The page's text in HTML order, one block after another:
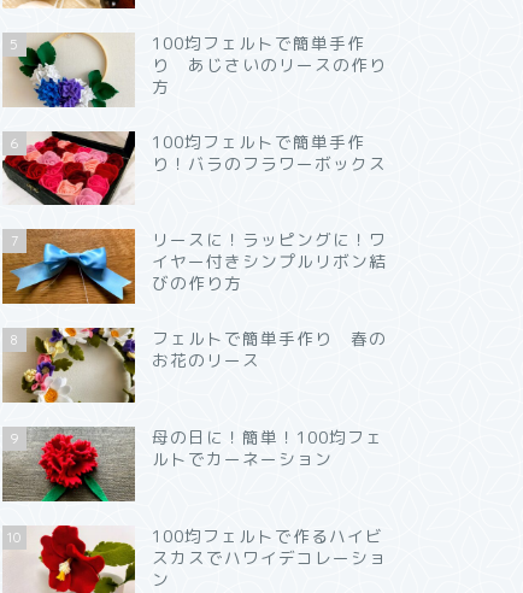
5
100均フェルトで簡単手作
り あじさいのリースの作り
方
6
100均フェルトで簡単手作
り！バラのフラワーボックス
7
リースに！ラッピングに！ワ
イヤー付きシンプルリボン結
びの作り方
8
フェルトで簡単手作り 春の
お花のリース
9
母の日に！簡単！100均フェ
ルトでカーネーション
10
100均フェルトで作るハイビ
スカスでハワイデコレーショ
ン